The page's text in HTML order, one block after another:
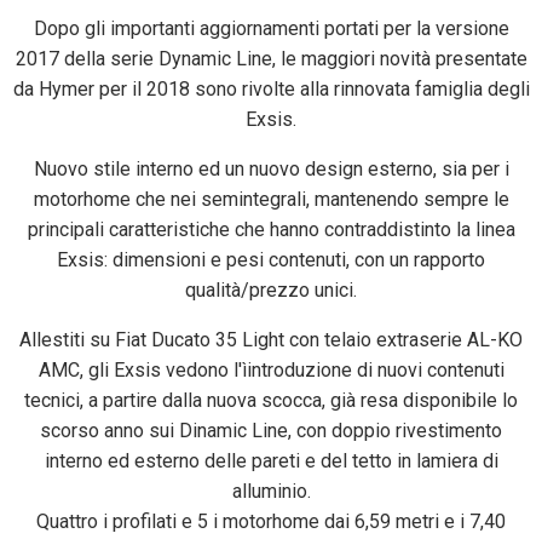
Dopo gli importanti aggiornamenti portati per la versione
2017 della serie Dynamic Line, le maggiori novità presentate
da Hymer per il 2018 sono rivolte alla rinnovata famiglia degli
Exsis.
Nuovo stile interno ed un nuovo design esterno, sia per i
motorhome che nei semintegrali, mantenendo sempre le
principali caratteristiche che hanno contraddistinto la linea
Exsis: dimensioni e pesi contenuti, con un rapporto
qualità/prezzo unici.
Allestiti su Fiat Ducato 35 Light con telaio extraserie AL-KO
AMC, gli Exsis vedono l'ìintroduzione di nuovi contenuti
tecnici, a partire dalla nuova scocca, già resa disponibile lo
scorso anno sui Dinamic Line, con doppio rivestimento
interno ed esterno delle pareti e del tetto in lamiera di
alluminio.
Quattro i profilati e 5 i motorhome dai 6,59 metri e i 7,40